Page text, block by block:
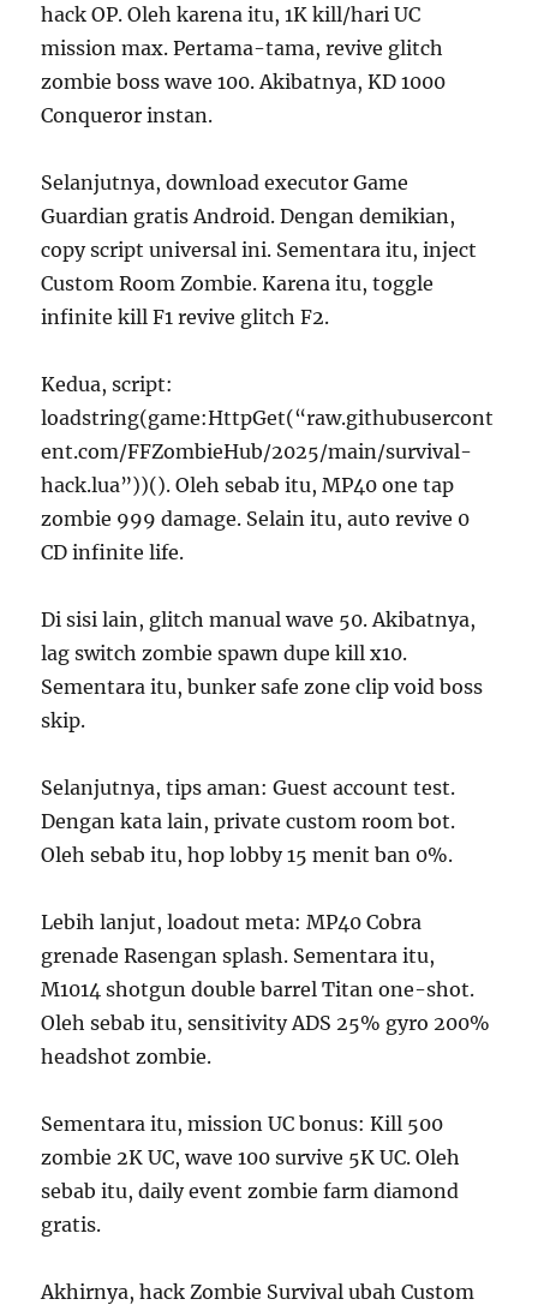
hack OP. Oleh karena itu, 1K kill/hari UC
mission max. Pertama-tama, revive glitch
zombie boss wave 100. Akibatnya, KD 1000
Conqueror instan.
Selanjutnya, download executor Game
Guardian gratis Android. Dengan demikian,
copy script universal ini. Sementara itu, inject
Custom Room Zombie. Karena itu, toggle
infinite kill F1 revive glitch F2.
Kedua, script:
loadstring(game:HttpGet(“raw.githubusercont
ent.com/FFZombieHub/2025/main/survival-
hack.lua”))(). Oleh sebab itu, MP40 one tap
zombie 999 damage. Selain itu, auto revive 0
CD infinite life.
Di sisi lain, glitch manual wave 50. Akibatnya,
lag switch zombie spawn dupe kill x10.
Sementara itu, bunker safe zone clip void boss
skip.
Selanjutnya, tips aman: Guest account test.
Dengan kata lain, private custom room bot.
Oleh sebab itu, hop lobby 15 menit ban 0%.
Lebih lanjut, loadout meta: MP40 Cobra
grenade Rasengan splash. Sementara itu,
M1014 shotgun double barrel Titan one-shot.
Oleh sebab itu, sensitivity ADS 25% gyro 200%
headshot zombie.
Sementara itu, mission UC bonus: Kill 500
zombie 2K UC, wave 100 survive 5K UC. Oleh
sebab itu, daily event zombie farm diamond
gratis.
Akhirnya, hack Zombie Survival ubah Custom